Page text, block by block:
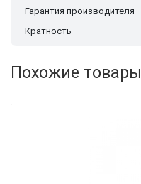
Гарантия производителя
Кратность
Похожие товары